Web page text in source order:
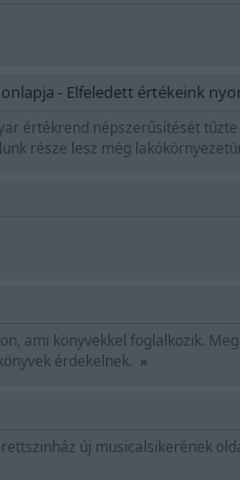
- Elfeledett értékeink
értékrend népszerűsítését
része lesz még
ami könyvekkel foglalkozik.
érdekelnek. »
új musicalsikerének